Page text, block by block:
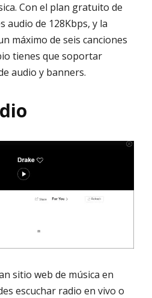
Con el plan gratuito de
audio de 128Kbps, y la
máximo de seis canciones
tienes que soportar
audio y banners.
sitio web de música en
escuchar radio en vivo o